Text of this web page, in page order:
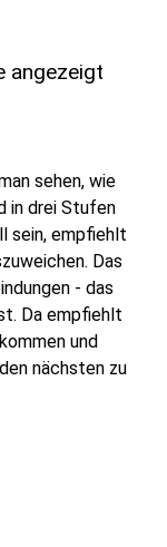
angezeigt
sehen, wie
in drei Stufen
sein, empfiehlt
Das
- das
Da empfiehlt
und
nächsten zu